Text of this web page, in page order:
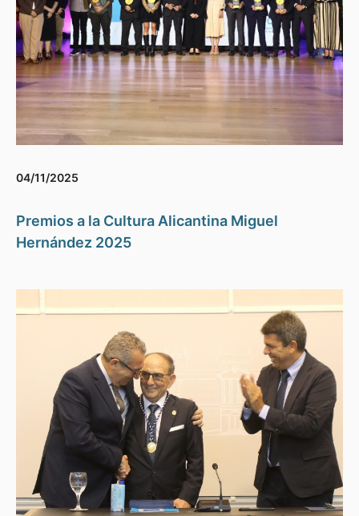
04/11/2025
Premios a la Cultura Alicantina Miguel
Hernández 2025